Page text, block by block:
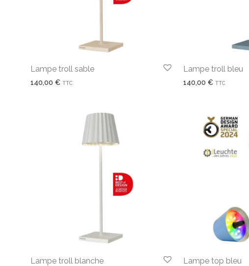
Lampe troll sable
140,00 € TTC
Lampe troll bleu
140,00 € TTC
Lampe troll blanche Lampe top bleu